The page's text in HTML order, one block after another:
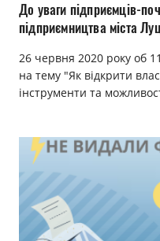
До уваги підприємців-
підприємництва міста
26 червня 2020 року об
на тему "Як відкрити
інструменти та